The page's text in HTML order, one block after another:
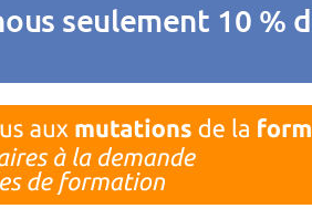
seulement 10 %